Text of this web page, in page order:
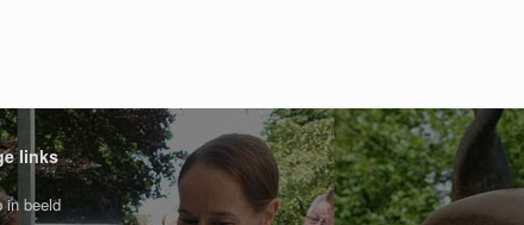
links
in beeld